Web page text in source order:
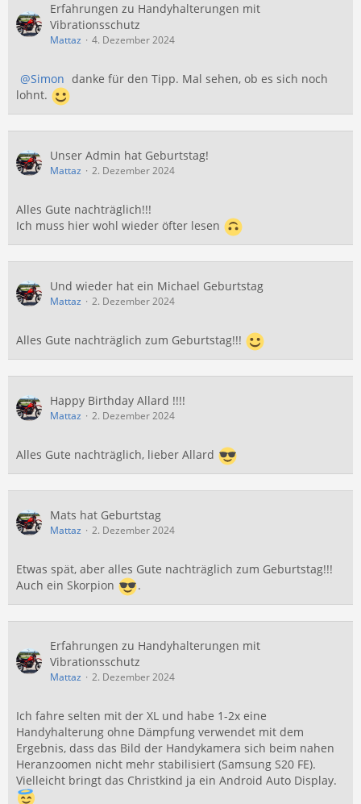
Erfahrungen zu Handyhalterungen mit
Vibrationsschutz
Mattaz 4. Dezember 2024
Simon danke für den Tipp. Mal sehen, ob es sich noch
lohnt.
Unser Admin hat Geburtstag!
Mattaz 2. Dezember 2024
Alles Gute nachträglich!!!
Ich muss hier wohl wieder öfter lesen
Und wieder hat ein Michael Geburtstag
Mattaz 2. Dezember 2024
Alles Gute nachträglich zum Geburtstag!!!
Happy Birthday Allard !!!!
Mattaz 2. Dezember 2024
Alles Gute nachträglich, lieber Allard
Mats hat Geburtstag
Mattaz 2. Dezember 2024
Etwas spät, aber alles Gute nachträglich zum Geburtstag!!!
Auch ein Skorpion
.
Erfahrungen zu Handyhalterungen mit
Vibrationsschutz
Mattaz 2. Dezember 2024
Ich fahre selten mit der XL und habe 1-2x eine
Handyhalterung ohne Dämpfung verwendet mit dem
Ergebnis, dass das Bild der Handykamera sich beim nahen
Heranzoomen nicht mehr stabilisiert (Samsung S20 FE).
Vielleicht bringt das Christkind ja ein Android Auto Display.